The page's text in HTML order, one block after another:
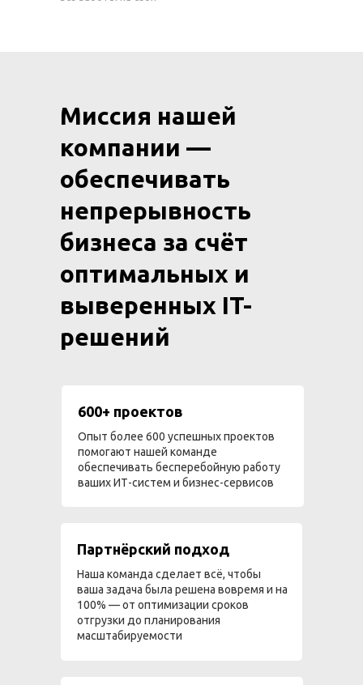
Миссия нашей
компании —
обеспечивать
непрерывность
бизнеса за счёт
оптимальных и
выверенных IT-
решений
600+ проектов
Опыт более 600 успешных проектов
помогают нашей команде
обеспечивать бесперебойную работу
ваших ИТ-систем и бизнес-сервисов
Партнёрский подход
Наша команда сделает всё, чтобы
ваша задача была решена вовремя и на
100% — от оптимизации сроков
отгрузки до планирования
масштабируемости